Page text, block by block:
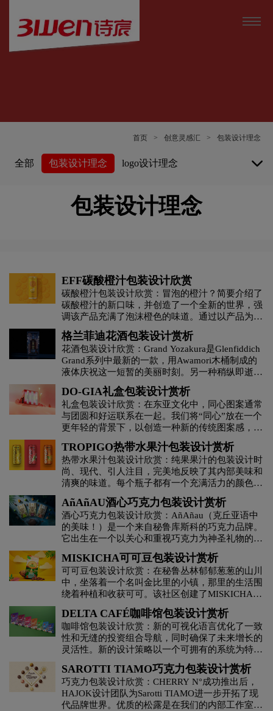
首页 > 创意灵感汇 > 包装设计理念
全部 包装设计理念 logo设计理念
画册设计理念
包装设计理念
EFF碳酸橙汁包装设计欣赏
碳酸橙汁包装设计欣赏：冒泡的橙汁？简要介绍了
碳酸橙汁的新口味，并创造了一个全新的世界，强
调该产品充满了泡沫橙色的味道。通过以产品为中
心的主导执行，解决方案始终在其描述中。泡沫果
汁适合冒泡的人。eff以强烈的橙色符号为基础，非
常适合作为独立饮料或酒吧搅拌器。加油！
格兰菲迪花酒包装设计赏析
花酒包装设计欣赏：Grand Yozakura是Glenfiddich
Grand系列中最新的一款，用Awamori木桶制成的
液体庆祝这一短暂的美丽时刻。另一种稍纵即逝的
精致稀有，来自冲绳的淡森大米精神在橡木中陈化
后，在其记忆中不可磨灭。正是因为这个原因，经
过29年的陈酿，Glenfiddich Grand Yozakura是在罕
见的Awamori木桶中完成的，给人一种难忘的味
道。在这里，Design为Glenfiddich设计的最新作品
通过Grand Yozakura的包装设计，将日本春天的魔
力带到了生活中。灵感来自于更简约和现代的形
式，代表着飘落的樱花花瓣​ 这里设计了一个漂亮
的外壳来展示Glenfiddich在Grand系列中的最新液
体。
DO-GIA礼盒包装设计赏析
礼盒包装设计欣赏：在东亚文化中，同心图案通常
与团圆和好运联系在一起。我们将“同心”放在一个
更年轻的背景下，以创造一种新的传统图案感，它
是由几何元素、渐变方法和覆盖着油漆的霓虹灯托
盘构建而成的。总的来说，我们有一条让年轻人更
容易、更令人兴奋地接近传统价值观的道路。
TROPIGO热带水果汁包装设计赏析
热带水果汁包装设计欣赏：纯果果汁的包装设计时
尚、现代、引人注目，完美地反映了其内部美味和
清爽的味道。每个瓶子都有一个充满活力的颜色，
与果汁的水果味相对应，便于识别和选择你最喜欢
的。设计简洁简洁，大胆的排版和简单的布局强调
了果汁的自然和纯粹品质。光滑的罐子形状非常适
合那些经常外出的人，让你可以随时随地轻松享用
你最喜欢的热带果汁。无论您是喜欢橙汁的甜味、
芒果汁的热带异国风味，还是荔枝汁的细腻清爽，
热带果的包装设计都能确保您在每一口中都能获得
纯净、自然的美味。
AñAñAU酒心巧克力包装设计赏析
酒心巧克力包装设计欣赏：AñAñau（克丘亚语中
的美味！）是一个来自秘鲁库斯科的巧克力品牌。
它出生在一个以关心和重视巧克力为神圣礼物的家
庭的心中，与他们的祖先和大自然有着神奇的联
系。设计灵感来自印加女神奎拉的故事，她象征着
对地球及其果实的保护。它还代表了库斯科社区的
妇女在照顾祖先可可方面的作用。此外，“奎拉妈
妈”的意思是月亮女神，被认为是生育和更新的象
征。在包装方面，探索了印加艺术和他们人物的夸
张图案，调色板唤起了地球母亲和她的温暖。每一
块石碑都是我们了解印加文化及其遗产的窗口！
MISKICHA可可豆包装设计赏析
可可豆包装设计欣赏：在秘鲁丛林郁郁葱葱的山川
中，坐落着一个名叫金比里的小镇，那里的生活围
绕着种植和收获可可。该社区创建了MISKICHA，
这是一家合作社，其使命是重新评估Ayni和Minka
等祖先习俗，尊重和照顾其环境的生物多样性。包
装设计试图代表金比里的人民，让我们能够宣称他
们的空间和习俗。它充满活力和温暖的颜色传达了
居民对水果的喜悦和关怀。
DELTA CAFÉ咖啡馆包装设计赏析
咖啡馆包装设计欣赏：新的可视化语言优化了一致
性和无缝的投资组合导航，同时确保了未来增长的
灵活性。新的设计策略以一个可拥有的系统为特
色，该系统增强了每种混合物特征背后的大气元
素。独特的资产被添加以丰富旅程，建立了品牌鉴
赏家的性格，并巩固了其专业特征。
SAROTTI TIAMO巧克力包装设计赏析
巧克力包装设计欣赏：CHERRY N°成功推出后，
HAJOK设计团队为Sarotti TIAMO进一步开拓了现
代品牌世界。优质的松露是在我们的内部工作室精